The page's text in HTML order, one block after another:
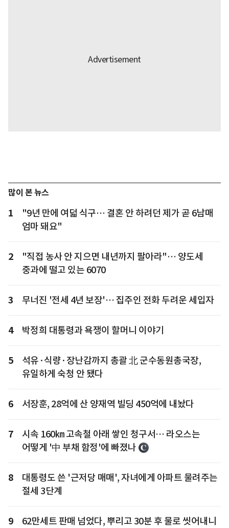
많이 본 뉴스
1
"9년 만에 여덟 식구… 결혼 안 하려던 제가 곧 6남매
엄마 돼요"
2
"직접 농사 안 지으면 내년까지 팔아라"… 양도세
중과에 떨고 있는 6070
3 무너진 '전세 4년 보장'… 집주인 전화 두려운 세입자
4 박정희 대통령과 욕쟁이 할머니 이야기
5
석유·식량·장난감까지 총괄 北 군수동원총국장,
유일하게 숙청 안 됐다
6 서장훈, 28억에 산 양재역 빌딩 450억에 내놨다
7
시속 160㎞ 고속철 아래 쌓인 청구서… 라오스는
어떻게 '中 부채 함정'에 빠졌나
8
대통령도 쓴 '근저당 매매', 자녀에게 아파트 물려주는
절세 3단계
9
62만세트 판매 넘었다, 뿌리고 30분 후 물로 씻어내니